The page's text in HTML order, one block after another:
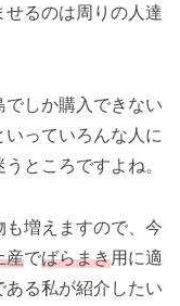
るのは周りの人達
しか購入できない
っていろんな人に
ところですよね。
増えますので、今
産でばらまき用に適
ある私が紹介したい